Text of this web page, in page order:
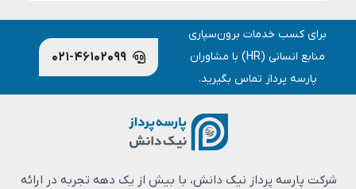
برای کسب خدمات برون‌سپاری
منابع انسانی (HR) با مشاوران
پارسه پرداز تماس بگیرید.
۰۲۱-۴۶۱۰۲۰۹۹
شرکت پارسه پرداز نیک دانش، با بیش از یک دهه تجربه در ارائه